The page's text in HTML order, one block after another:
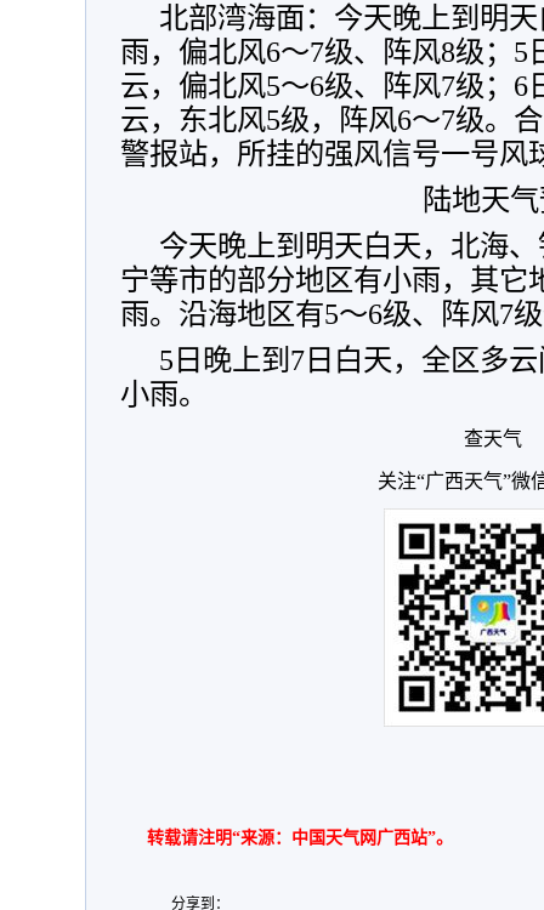
北部湾海面：今天晚上到明
雨，偏北风6～7级、阵风8级；5
云，偏北风5～6级、阵风7级；6
云，东北风5级，阵风6～7级。
警报站，所挂的强风信号一号风
陆地天
今天晚上到明天白天，北海
宁等市的部分地区有小雨，其它
雨。沿海地区有5～6级、阵风7
5日晚上到7日白天，全区多
小雨。
查天气
关注“广西天气”微
转载请注明“来源：中国天气网广西站”。
分享到：